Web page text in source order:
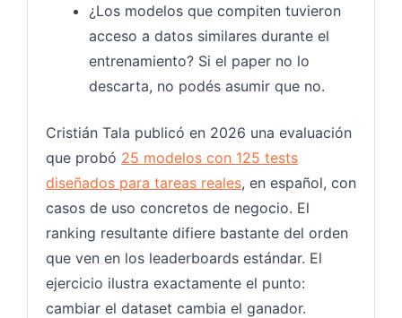
¿Los modelos que compiten tuvieron
acceso a datos similares durante el
entrenamiento? Si el paper no lo
descarta, no podés asumir que no.
Cristián Tala publicó en 2026 una evaluación
que probó 25 modelos con 125 tests
diseñados para tareas reales, en español, con
casos de uso concretos de negocio. El
ranking resultante difiere bastante del orden
que ven en los leaderboards estándar. El
ejercicio ilustra exactamente el punto:
cambiar el dataset cambia el ganador.